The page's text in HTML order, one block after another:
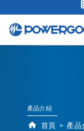
產品介紹
首頁 產品